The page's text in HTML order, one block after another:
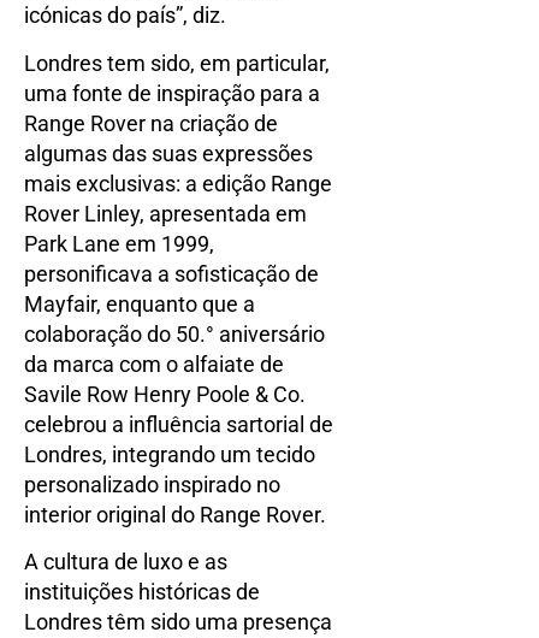
icónicas do país”, diz.
Londres tem sido, em particular,
uma fonte de inspiração para a
Range Rover na criação de
algumas das suas expressões
mais exclusivas: a edição Range
Rover Linley, apresentada em
Park Lane em 1999,
personificava a sofisticação de
Mayfair, enquanto que a
colaboração do 50.° aniversário
da marca com o alfaiate de
Savile Row Henry Poole & Co.
celebrou a influência sartorial de
Londres, integrando um tecido
personalizado inspirado no
interior original do Range Rover.
A cultura de luxo e as
instituições históricas de
Londres têm sido uma presença